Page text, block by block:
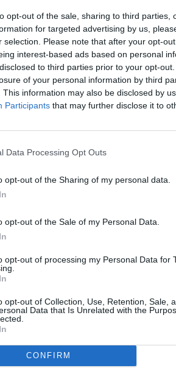
opt-out of the sale, sharing to third parties,
for targeted advertising by us,
selection. Please note that after your opt-
interest-based ads based on personal
to third parties prior to your opt-
of your personal information by third
This information may also be disclosed by
Participants that may further disclose it to
Data Processing Opt Outs
opt-out of the Sharing of my personal data.
opt-out of the Sale of my Personal Data.
opt-out of processing my Personal Data for
opt-out of Collection, Use, Retention, Sale,
Data that Is Unrelated with the
CONFIRM